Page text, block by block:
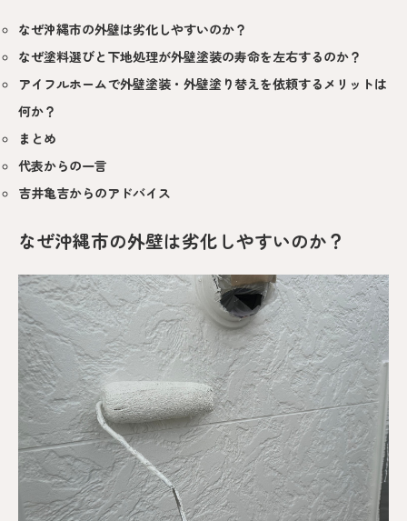
なぜ沖縄市の外壁は劣化しやすいのか？
なぜ塗料選びと下地処理が外壁塗装の寿命を左右するのか？
アイフルホームで外壁塗装・外壁塗り替えを依頼するメリットは
何か？
まとめ
代表からの一言
吉井亀吉からのアドバイス
なぜ沖縄市の外壁は劣化しやすいのか？